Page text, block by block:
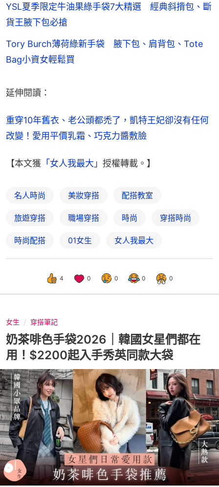
YSL夏季限定牛油果綠手袋7大精選 經典斜揹包、斷
貨王腋下包必搶
Tory Burch薄荷綠新手袋 腋下包、肩背包、Tote
Bag小資女輕鬆買
延伸閱讀：
重穿10年舊衣、老公頭都禿了，凱特王妃卻沒有任何
改變！愛用平價乳霜、巧克力醬敷臉
【本文獲 「女人我最大」 授權轉載。】
名人時尚 美妝穿搭 配搭教室
旅遊穿搭 職場穿搭 時尚 穿搭時尚
時尚配搭 01女生 女人我最大
4 0 0 0 0
女生 穿搭筆記
奶茶啡色手袋2026｜韓國女星們都在
用！$2200起入手秀英同款大袋